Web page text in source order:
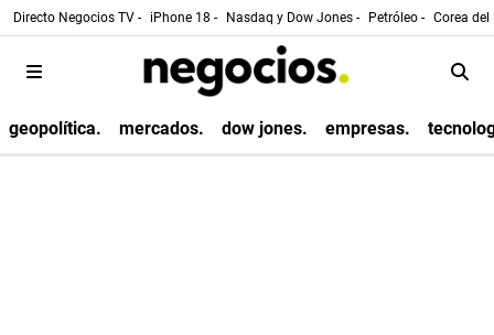
Directo Negocios TV - iPhone 18 - Nasdaq y Dow Jones - Petróleo - Corea
geopolítica. mercados. dow jones. empresas.